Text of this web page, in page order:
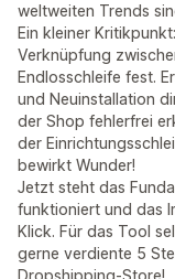
weltweiten Trends
Ein kleiner
Verknüpfung
Endlosschleife fest.
und Neuinstallation
der Shop fehlerfrei
der
bewirkt Wunder!
Jetzt steht das
funktioniert und das
Klick. Für das Tool
gerne verdiente 5